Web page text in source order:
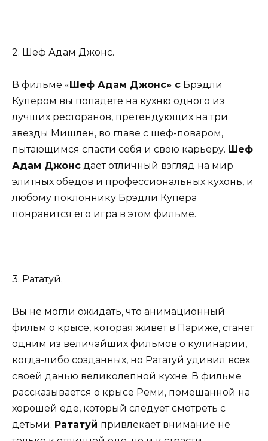
2. Шеф Адам Джонс.
В фильме « Шеф Адам Джонс» с Брэдли
Купером вы попадете на кухню одного из
лучших ресторанов, претендующих на три
звезды Мишлен, во главе с шеф-поваром,
пытающимся спасти себя и свою карьеру. Шеф
Адам Джонс дает отличный взгляд на мир
элитных обедов и профессиональных кухонь, и
любому поклоннику Брэдли Купера
понравится его игра в этом фильме.
3. Рататуй.
Вы не могли ожидать, что анимационный
фильм о крысе, которая живет в Париже, станет
одним из величайших фильмов о кулинарии,
когда-либо созданных, но Рататуй удивил всех
своей данью великолепной кухне. В фильме
рассказывается о крысе Реми, помешанной на
хорошей еде, который следует смотреть с
детьми. Рататуй привлекает внимание не